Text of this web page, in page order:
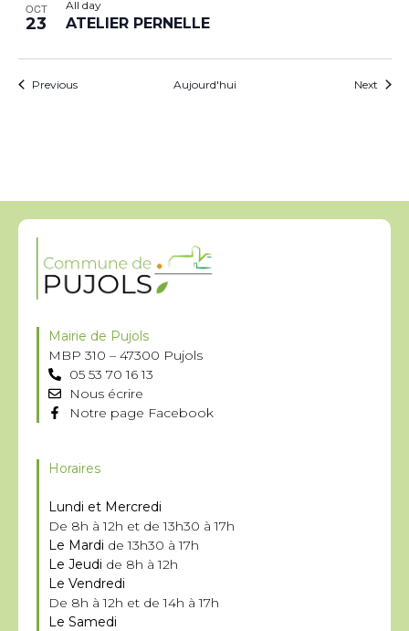
OCT
23
All day
ATELIER PERNELLE
PreviousÉvènements Aujourd'hui Next
Mairie de Pujols
MBP 310 – 47300 Pujols
05 53 70 16 13
Nous écrire
Notre page Facebook
Horaires
Lundi et Mercredi
De 8h à 12h et de 13h30 à 17h
Le Mardi de 13h30 à 17h
Le Jeudi de 8h à 12h
Le Vendredi
De 8h à 12h et de 14h à 17h
Le Samedi